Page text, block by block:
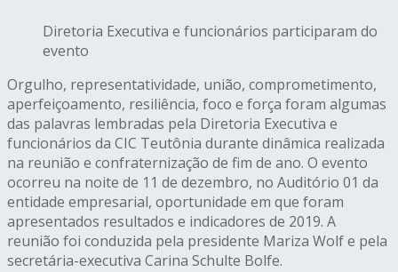
Diretoria Executiva e funcionários participaram do
evento
Orgulho, representatividade, união, comprometimento,
aperfeiçoamento, resiliência, foco e força foram algumas
das palavras lembradas pela Diretoria Executiva e
funcionários da CIC Teutônia durante dinâmica realizada
na reunião e confraternização de fim de ano. O evento
ocorreu na noite de 11 de dezembro, no Auditório 01 da
entidade empresarial, oportunidade em que foram
apresentados resultados e indicadores de 2019. A
reunião foi conduzida pela presidente Mariza Wolf e pela
secretária-executiva Carina Schulte Bolfe.